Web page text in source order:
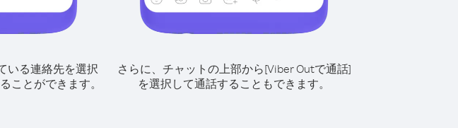
いる連絡先を選択
ことができます。
さらに、チャットの上部から[Viber Outで通話]
を選択して通話することもできます。